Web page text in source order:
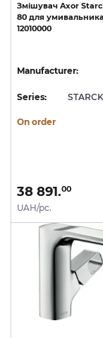
Змішувач Axor
80 для
12010000
Manufacturer:
Series:
On order
38 891.00
UAH/pc.